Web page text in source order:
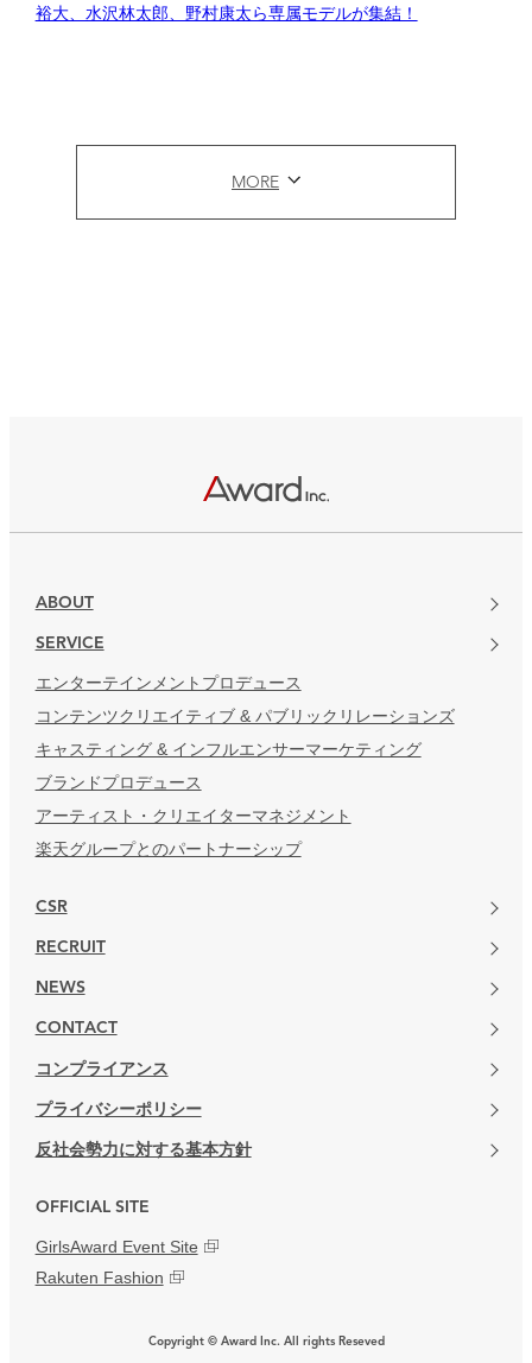
裕大、水沢林太郎、野村康太ら専属モデルが集結！
MORE
ABOUT
SERVICE
エンターテインメントプロデュース
コンテンツクリエイティブ & パブリックリレーションズ
キャスティング & インフルエンサーマーケティング
ブランドプロデュース
アーティスト・クリエイターマネジメント
楽天グループとのパートナーシップ
CSR
RECRUIT
NEWS
CONTACT
コンプライアンス
プライバシーポリシー
反社会勢力に対する基本方針
OFFICIAL SITE
GirlsAward Event Site
Rakuten Fashion
Copyright © Award Inc. All rights Reseved